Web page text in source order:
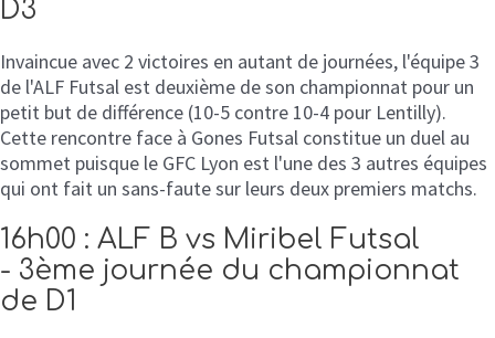
D3
Invaincue avec 2 victoires en autant de journées, l'équipe 3
de l'ALF Futsal est deuxième de son championnat pour un
petit but de différence (10-5 contre 10-4 pour Lentilly).
Cette rencontre face à Gones Futsal constitue un duel au
sommet puisque le GFC Lyon est l'une des 3 autres équipes
qui ont fait un sans-faute sur leurs deux premiers matchs.
16h00 : ALF B vs Miribel Futsal
- 3ème journée du championnat
de D1